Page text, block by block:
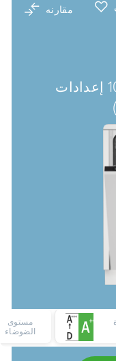
مقارنه
غسالة صحون مدمجة (10 إعدادات
مستوى
الضوضاء